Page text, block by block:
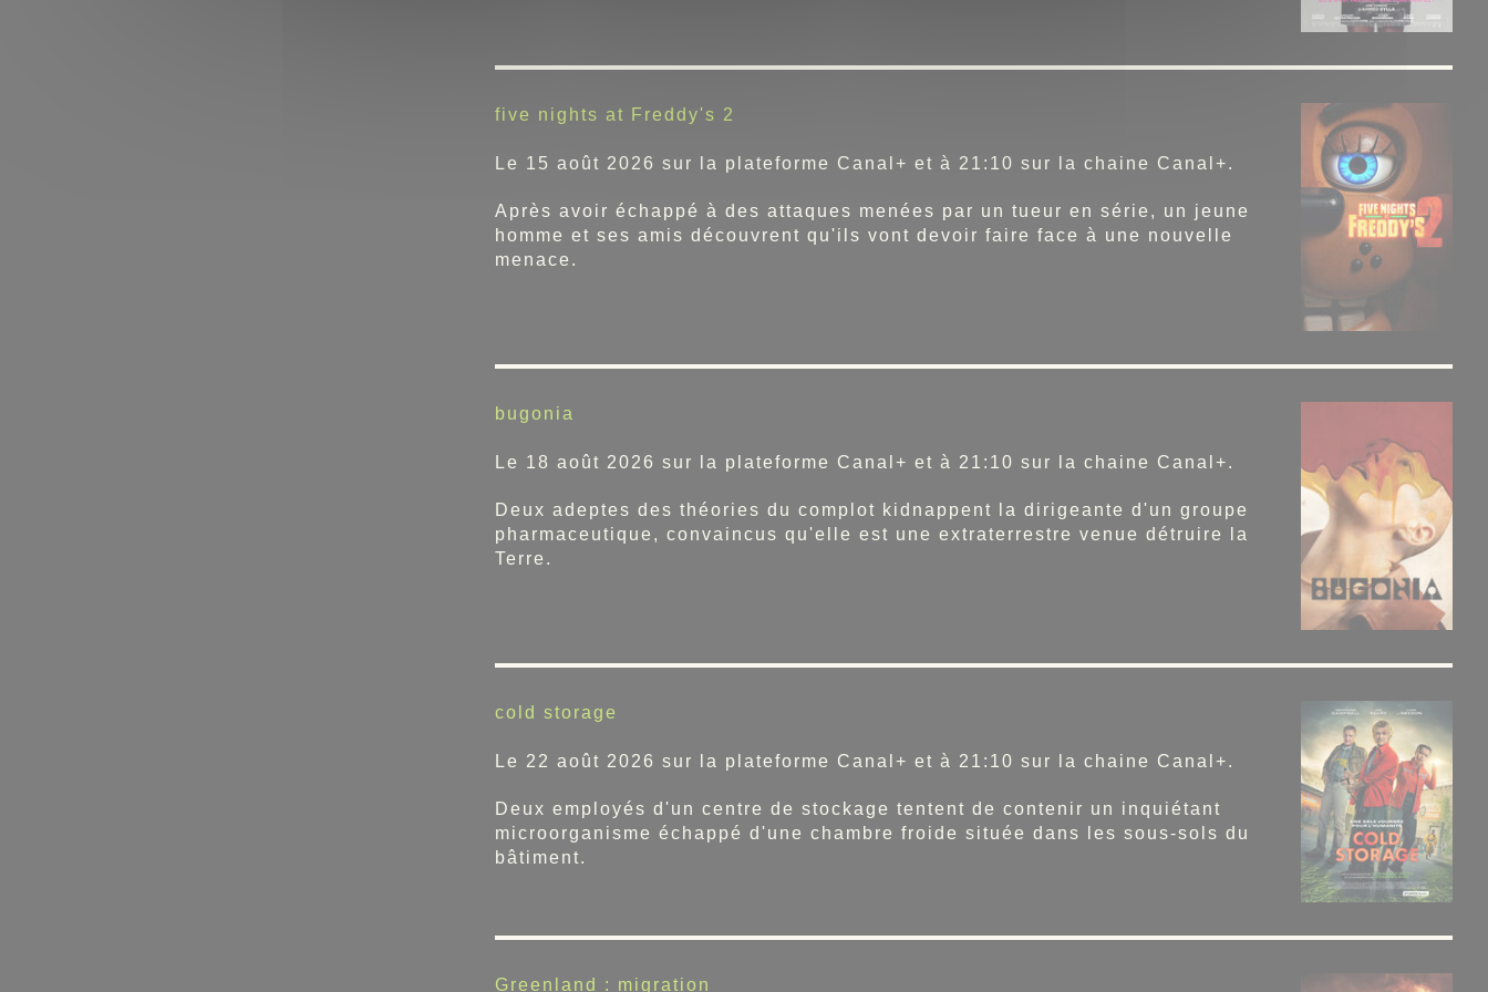
five nights at Freddy's 2
Le 15 août 2026 sur la plateforme Canal+ et à 21:10 sur la chaine Canal+.
Après avoir échappé à des attaques menées par un tueur en série, un jeune
homme et ses amis découvrent qu'ils vont devoir faire face à une nouvelle
menace.
bugonia
Le 18 août 2026 sur la plateforme Canal+ et à 21:10 sur la chaine Canal+.
Deux adeptes des théories du complot kidnappent la dirigeante d'un groupe
pharmaceutique, convaincus qu'elle est une extraterrestre venue détruire la
Terre.
cold storage
Le 22 août 2026 sur la plateforme Canal+ et à 21:10 sur la chaine Canal+.
Deux employés d'un centre de stockage tentent de contenir un inquiétant
microorganisme échappé d'une chambre froide située dans les sous-sols du
bâtiment.
Greenland : migration